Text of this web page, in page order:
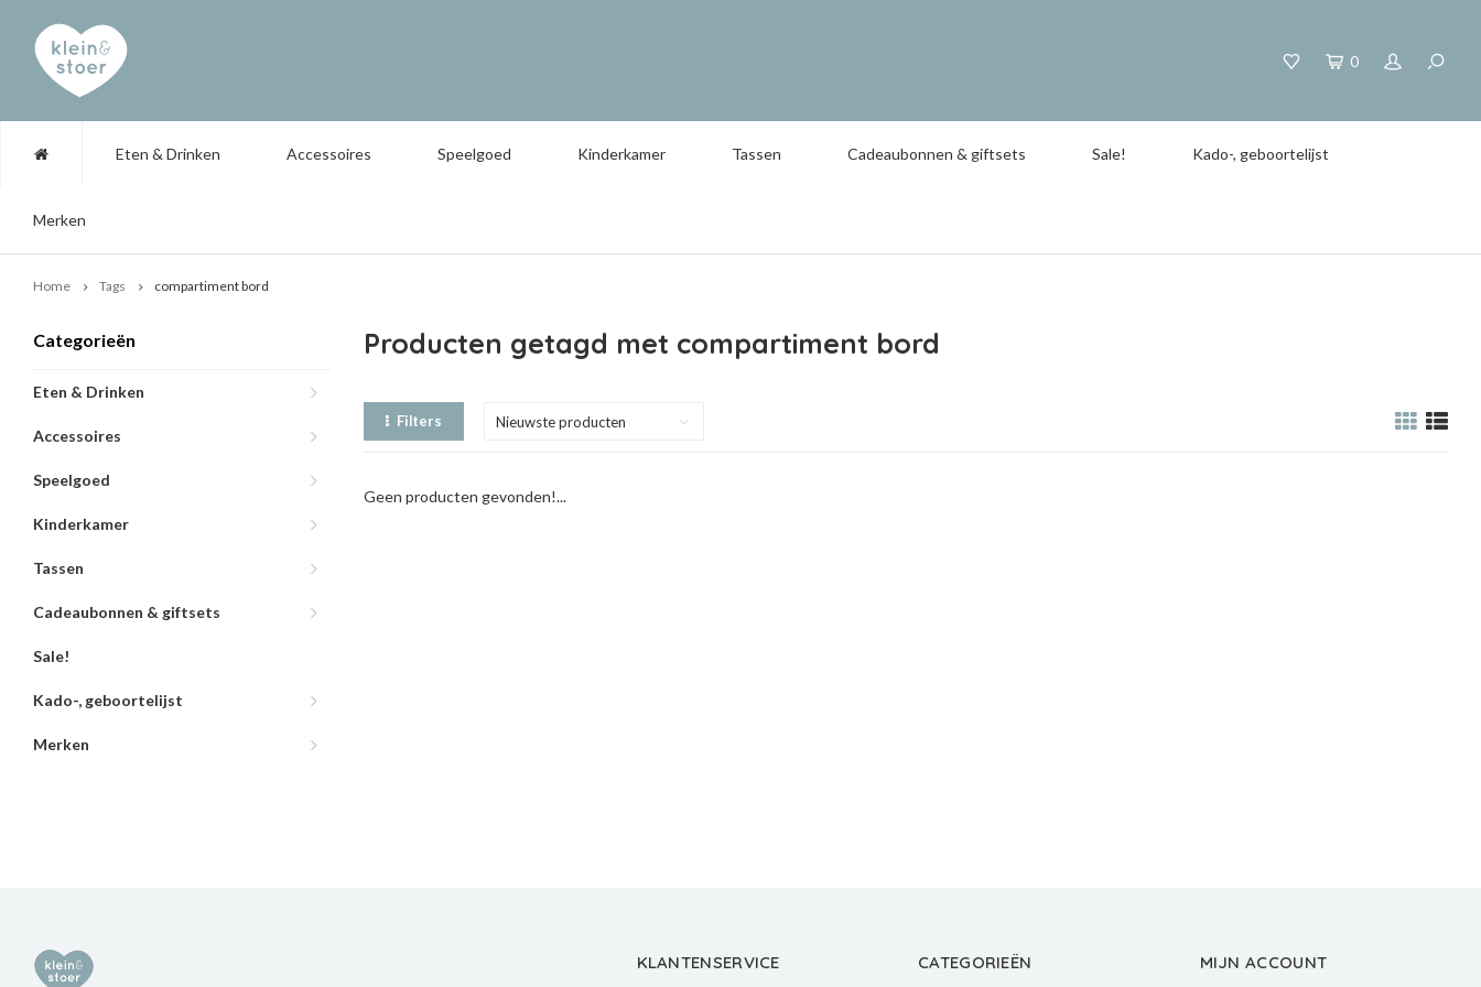
0
Eten & Drinken Accessoires Speelgoed Kinderkamer Tassen Cadeaubonnen & giftsets Sale! Kado-, geboortelijst
Merken
Home Tags compartiment bord
Categorieën
Eten & Drinken
Accessoires
Speelgoed
Kinderkamer
Tassen
Cadeaubonnen & giftsets
Sale!
Kado-, geboortelijst
Merken
Producten getagd met compartiment bord
Filters Nieuwste producten
Geen producten gevonden!...
KLANTENSERVICE CATEGORIEËN MIJN ACCOUNT